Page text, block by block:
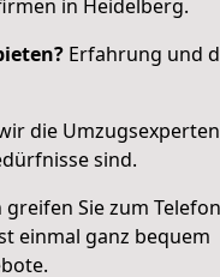
in Heidelberg.
Erfahrung und
die
sind.
greifen Sie zum
einmal ganz bequem